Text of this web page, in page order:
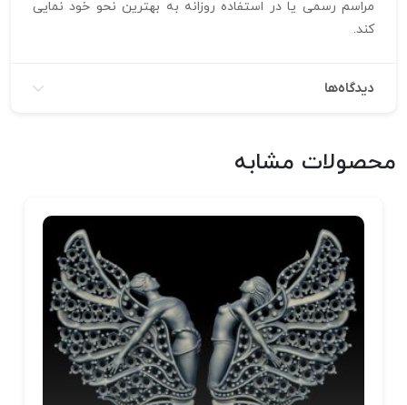
مراسم رسمی یا در استفاده روزانه به بهترین نحو خود نمایی
کند.
دیدگاه‌ها
محصولات مشابه